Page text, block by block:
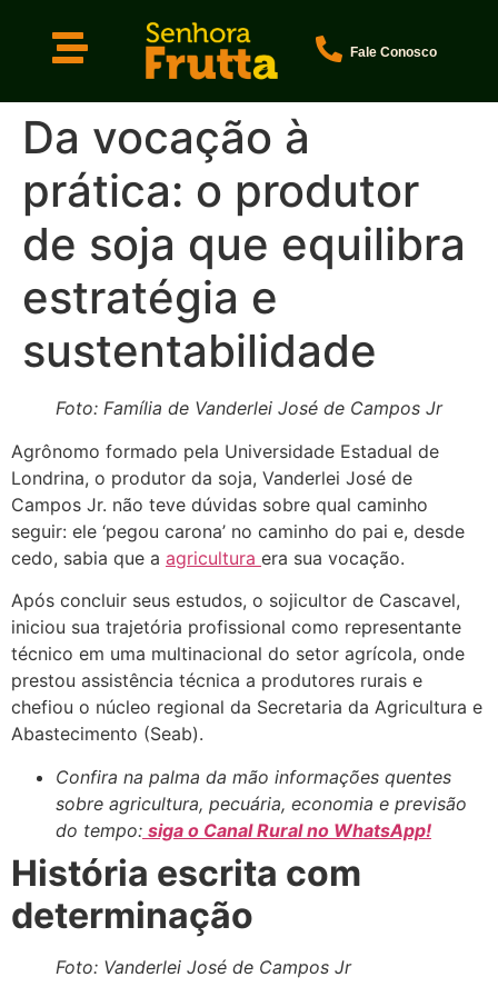
Fale Conosco
Da vocação à
prática: o produtor
de soja que equilibra
estratégia e
sustentabilidade
Foto: Família de Vanderlei José de Campos Jr
Agrônomo formado pela Universidade Estadual de
Londrina, o produtor da soja, Vanderlei José de
Campos Jr. não teve dúvidas sobre qual caminho
seguir: ele ‘pegou carona’ no caminho do pai e, desde
cedo, sabia que a agricultura era sua vocação.
Após concluir seus estudos, o sojicultor de Cascavel,
iniciou sua trajetória profissional como representante
técnico em uma multinacional do setor agrícola, onde
prestou assistência técnica a produtores rurais e
chefiou o núcleo regional da Secretaria da Agricultura e
Abastecimento (Seab).
Confira na palma da mão informações quentes
sobre agricultura, pecuária, economia e previsão
do tempo: siga o Canal Rural no WhatsApp!
História escrita com
determinação
Foto: Vanderlei José de Campos Jr